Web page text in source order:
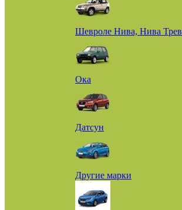
Шевроле Нива, Нива
Ока
Датсун
Другие марки